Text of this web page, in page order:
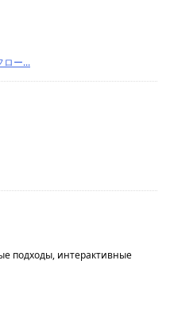
ロー...
подходы, интерактивные